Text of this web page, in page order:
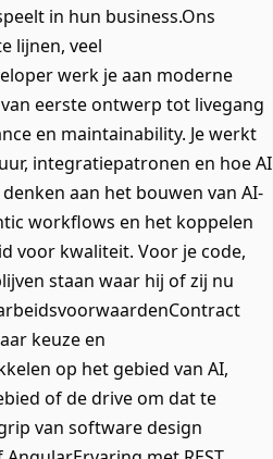
in hun business.Ons
lijnen, veel
werk je aan moderne
eerste ontwerp tot livegang
en maintainability. Je werkt
integratiepatronen en hoe AI
aan het bouwen van AI-
workflows en het koppelen
voor kwaliteit. Voor je code,
staan waar hij of zij nu
keuze en
op het gebied van AI,
of de drive om dat te
van software design